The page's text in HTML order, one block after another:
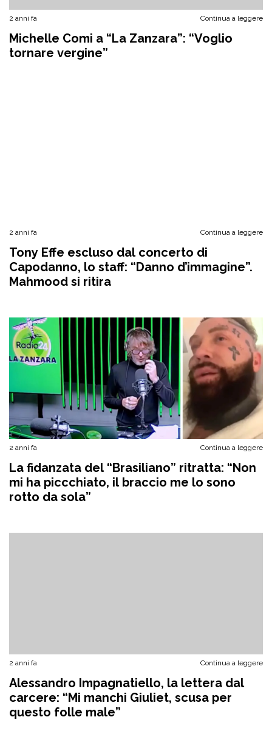
2 anni fa Continua a leggere
Michelle Comi a “La Zanzara”: “Voglio
tornare vergine”
2 anni fa Continua a leggere
Tony Effe escluso dal concerto di
Capodanno, lo staff: “Danno d’immagine”.
Mahmood si ritira
2 anni fa Continua a leggere
La fidanzata del “Brasiliano” ritratta: “Non
mi ha piccchiato, il braccio me lo sono
rotto da sola”
2 anni fa Continua a leggere
Alessandro Impagnatiello, la lettera dal
carcere: “Mi manchi Giuliet, scusa per
questo folle male”